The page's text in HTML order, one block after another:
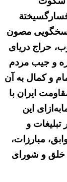
مصون
حراج دریای
و جیب مردم
و کمال به آن
ایران با
این
و
مبارزات،
خلق و شورای